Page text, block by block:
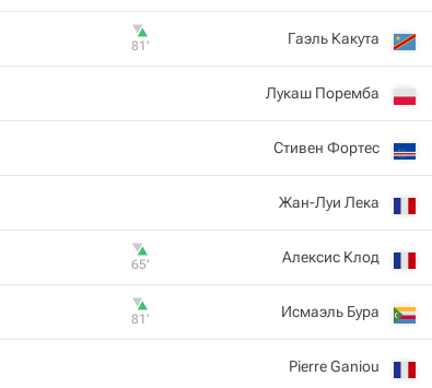
Гаэль Какута
81‎’‎
Лукаш Поремба
Стивен Фортес
Жан-Луи Лека
Алексис Клод
65‎’‎
Исмаэль Бура
81‎’‎
Pierre Ganiou